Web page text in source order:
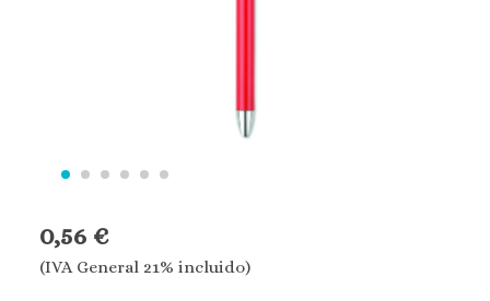
0,56 €
(IVA General 21% incluido)